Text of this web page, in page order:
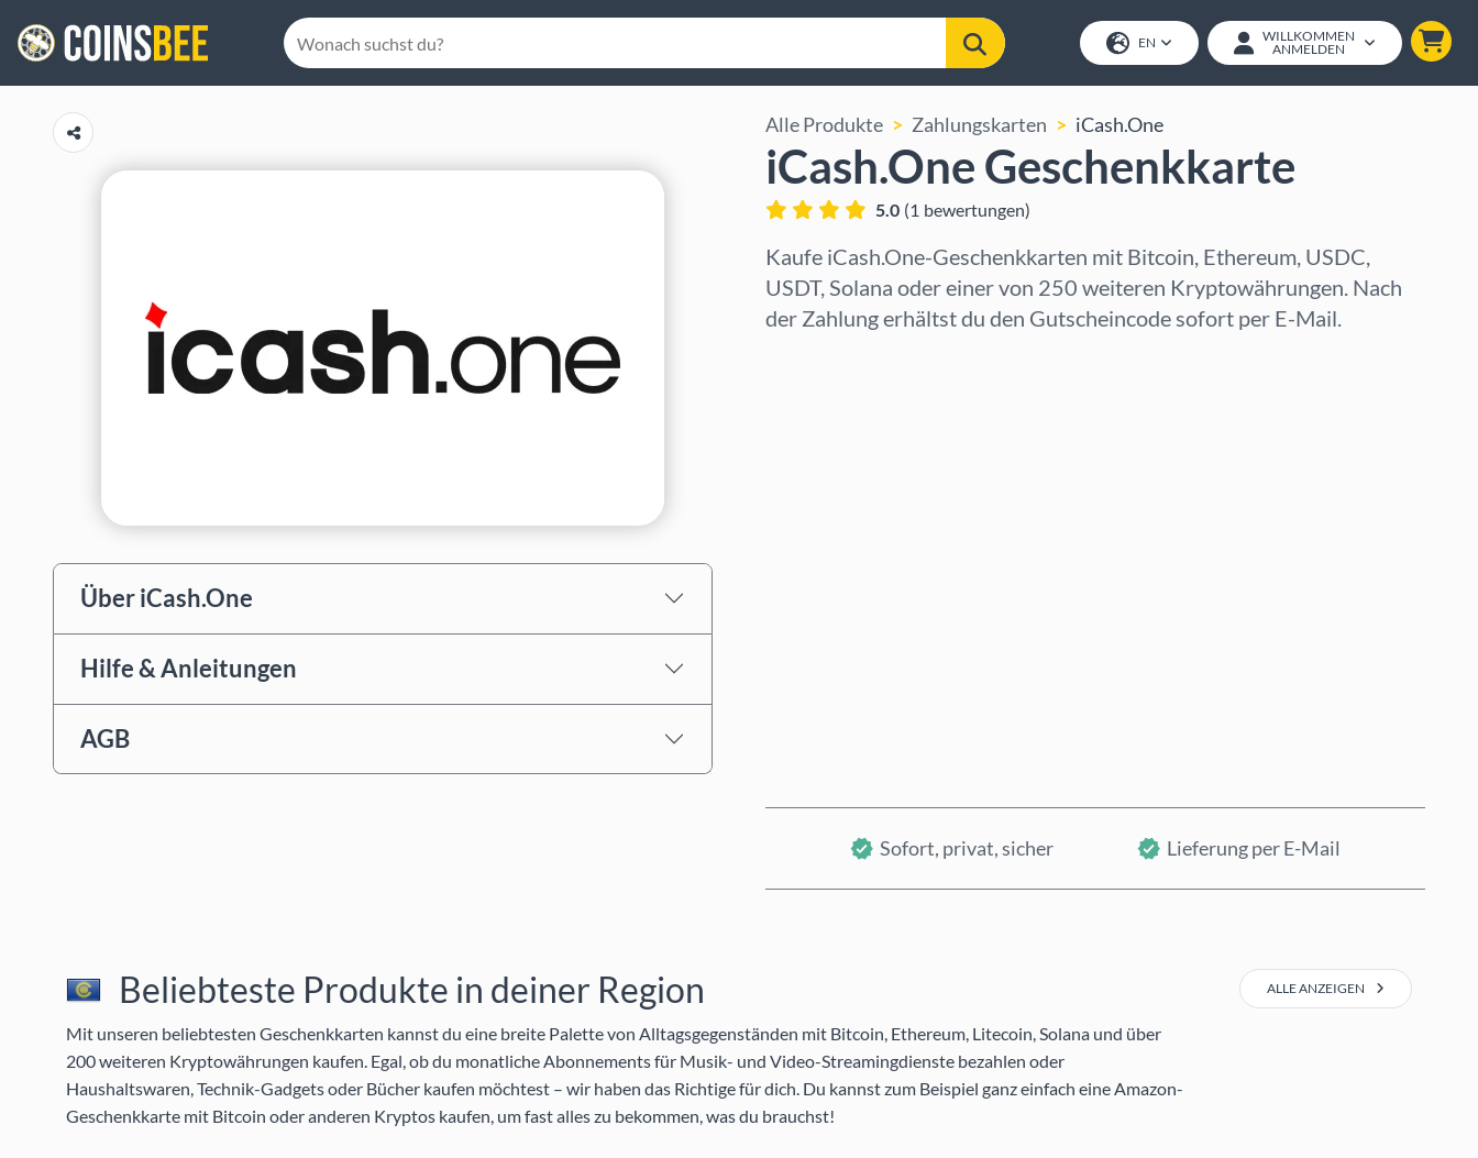
EN
WILLKOMMEN
ANMELDEN
Über iCash.One
Hilfe & Anleitungen
AGB
Alle Produkte Zahlungskarten iCash.One
iCash.One Geschenkkarte
5.0 (1 bewertungen)
Kaufe iCash.One-Geschenkkarten mit Bitcoin, Ethereum, USDC,
USDT, Solana oder einer von 250 weiteren Kryptowährungen. Nach
der Zahlung erhältst du den Gutscheincode sofort per E-Mail.
Sofort, privat, sicher Lieferung per E-Mail
Beliebteste Produkte in deiner Region
Mit unseren beliebtesten Geschenkkarten kannst du eine breite Palette von Alltagsgegenständen mit Bitcoin, Ethereum, Litecoin, Solana und über
200 weiteren Kryptowährungen kaufen. Egal, ob du monatliche Abonnements für Musik- und Video-Streamingdienste bezahlen oder
Haushaltswaren, Technik-Gadgets oder Bücher kaufen möchtest – wir haben das Richtige für dich. Du kannst zum Beispiel ganz einfach eine Amazon-
Geschenkkarte mit Bitcoin oder anderen Kryptos kaufen, um fast alles zu bekommen, was du brauchst!
ALLE ANZEIGEN